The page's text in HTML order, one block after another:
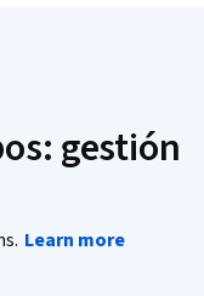
gestión
Learn more